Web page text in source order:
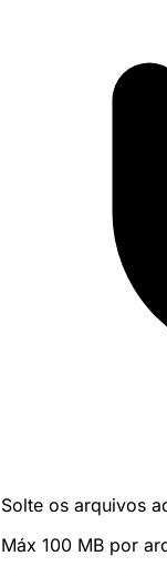
Solte os arquivos
Máx 100 MB por